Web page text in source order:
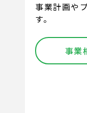
事業計画や
す。
事業